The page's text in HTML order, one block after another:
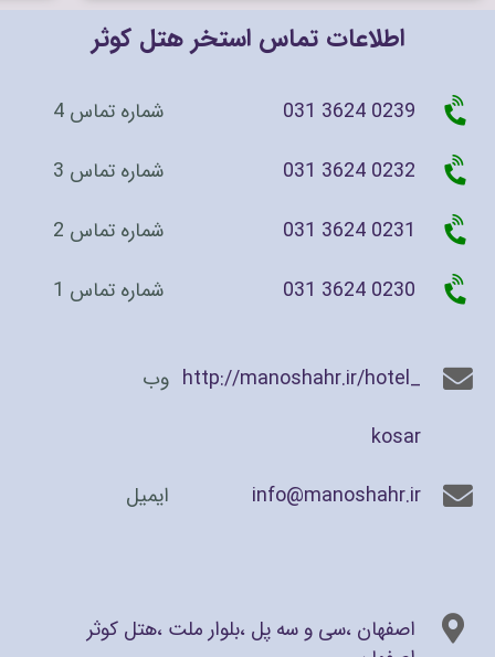
اطلاعات تماس استخر هتل کوثر
031 3624 0239
شماره تماس 4
031 3624 0232
شماره تماس 3
031 3624 0231
شماره تماس 2
031 3624 0230
شماره تماس 1
http://manoshahr.ir/hotel_
kosar
وب
info@manoshahr.ir ایمیل
اصفهان ،سی و سه پل ،بلوار ملت ،هتل کوثر